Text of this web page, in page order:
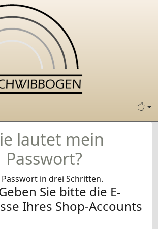
lautet mein
Passwort?
in drei Schritten.
Sie bitte die E-
Ihres Shop-Accounts